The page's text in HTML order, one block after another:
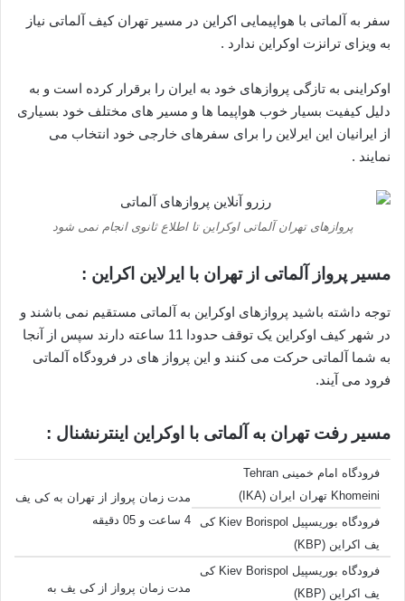
سفر به آلماتی با هواپیمایی اکراین در مسیر تهران کیف آلماتی نیاز
به ویزای ترانزت اوکراین ندارد .
اوکراینی به تازگی پروازهای خود به ایران را برقرار کرده است و به
دلیل کیفیت بسیار خوب هواپیما ها و مسیر های مختلف خود بسیاری
از ایرانیان این ایرلاین را برای سفرهای خارجی خود انتخاب می
نمایند .
پروازهای تهران آلماتی اوکراین تا اطلاع ثانوی انجام نمی شود
مسیر پرواز آلماتی از تهران با ایرلاین اکراین :
توجه داشته باشید پروازهای اوکراین به آلماتی مستقیم نمی باشند و
در شهر کیف اوکراین یک توقف حدودا 11 ساعته دارند سپس از آنجا
به شما آلماتی حرکت می کنند و این پرواز های در فرودگاه آلماتی
فرود می آیند.
مسیر رفت تهران به آلماتی با اوکراین اینترنشنال :
فرودگاه امام خمینی Tehran
Khomeini تهران ایران (IKA)
مدت زمان پرواز از تهران به کی یف
4 ساعت و 05 دقیقه
فرودگاه بوریسپیل Kiev Borispol کی
یف اکراین (KBP)
فرودگاه بوریسپیل Kiev Borispol کی
یف اکراین (KBP)
مدت زمان پرواز از کی یف به